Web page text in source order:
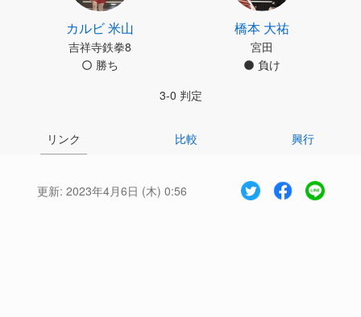
カルビ 米山
吉祥寺鉄拳8
勝ち
橋本 大祐
宮田
負け
3-0 判定
リンク 比較 興行
更新: 2023年4月6日 (木) 0:56